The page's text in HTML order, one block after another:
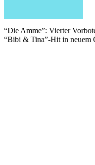
“Die Amme”: Vierter
“Bibi & Tina”-Hit in neuem